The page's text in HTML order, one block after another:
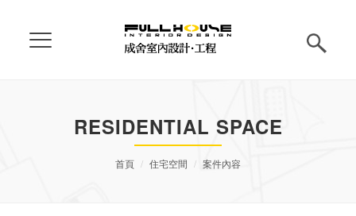
RESIDENTIAL SPACE
首頁 住宅空間 案件內容